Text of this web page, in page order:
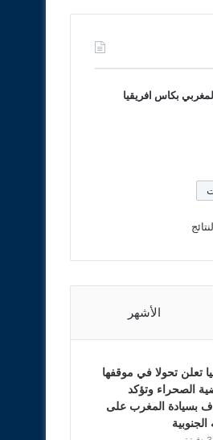
بكاس افريقيا
الأشهر
تعلن تحولا في موقفها
الصحراء وتؤكد
بسيادة المغرب على
الجنوبية